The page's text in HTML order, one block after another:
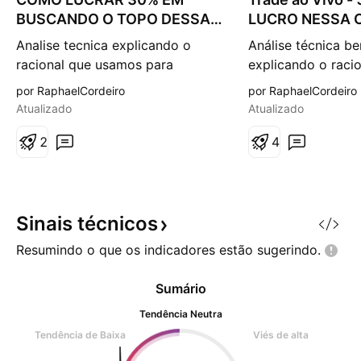
BUSCANDO O TOPO DESSA
CRIPTO? - Trade ao vivo
Analise tecnica explicando o
racional que usamos para
formular esse trade em
CELR/USDT, que pode nos levar
proximos dias.
s
d
e
a
l
a
por RaphaelCordeiro
Atualizado
2
LUCRO NESSA
Acompanhe...
Análise técnica
explicando o
trás desse trade
posicionamos
direção aos
s
d
e
a
l
a
por RaphaelCordeiro
Atualizado
4
Sinais técnicos
Resumindo o que os indicadores estão sugerindo.
Sumário
Tendência Neutra
Tendência de Baixa
Viés de alta